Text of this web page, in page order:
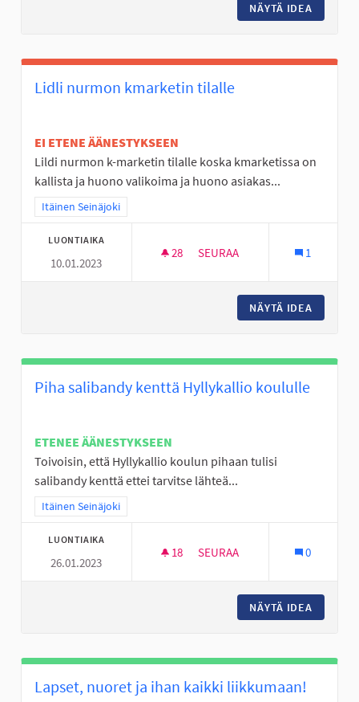
NÄYTÄ IDEA
Lidli nurmon kmarketin tilalle
EI ETENE ÄÄNESTYKSEEN
Lildi nurmon k-marketin tilalle koska kmarketissa on
kallista ja huono valikoima ja huono asiakas...
Rajaa tulokset teeman mukaan: Itäinen Seinäjoki
Itäinen Seinäjoki
LUONTIAIKA
10.01.2023
28 28 SEURAAJAA
SEURAA 1
NÄYTÄ IDEA
Piha salibandy kenttä Hyllykallio koululle
ETENEE ÄÄNESTYKSEEN
Toivoisin, että Hyllykallio koulun pihaan tulisi
salibandy kenttä ettei tarvitse lähteä...
Rajaa tulokset teeman mukaan: Itäinen Seinäjoki
Itäinen Seinäjoki
LUONTIAIKA
26.01.2023
18 18 SEURAAJAA
SEURAA 0
NÄYTÄ IDEA
Lapset, nuoret ja ihan kaikki liikkumaan!